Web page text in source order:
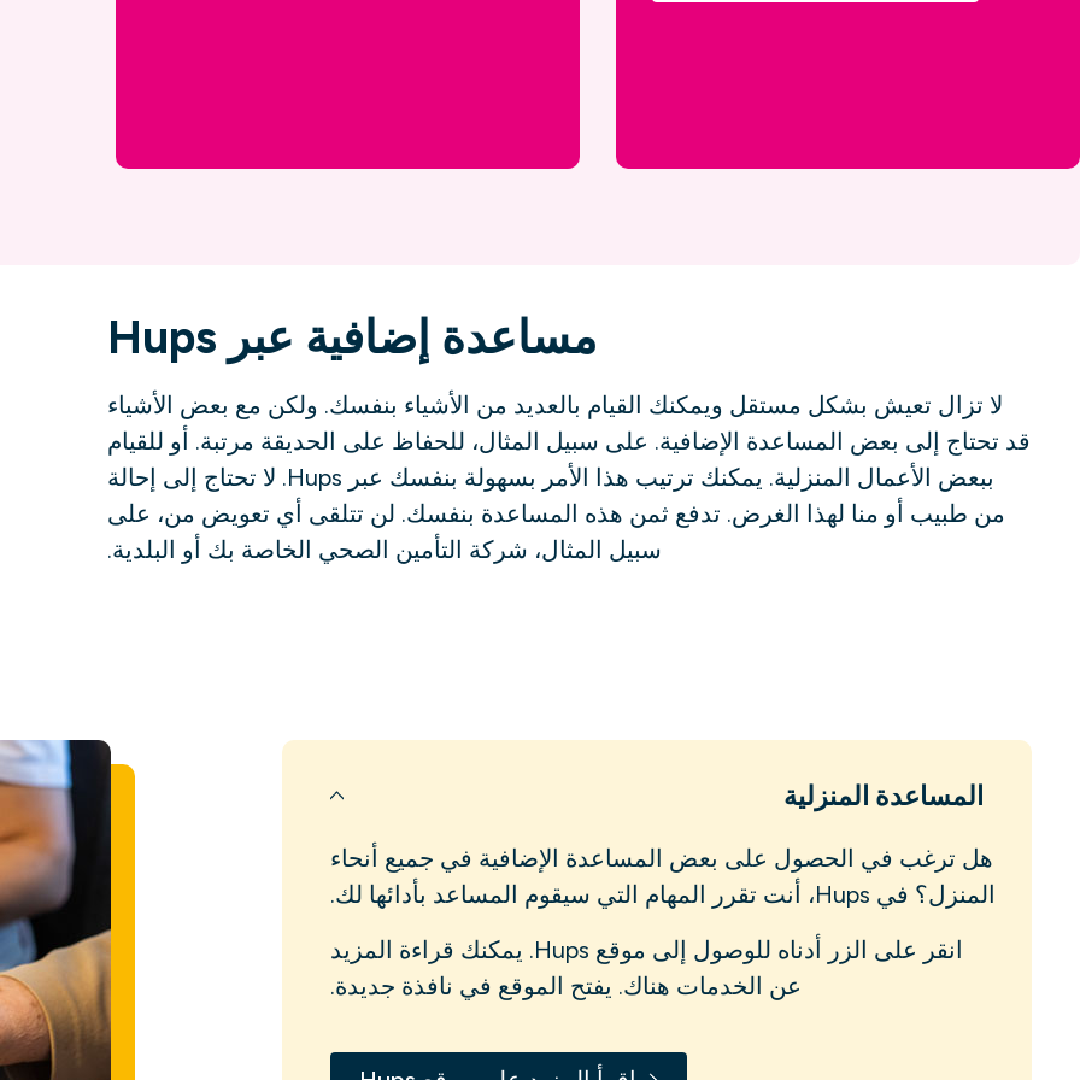
مساعدة إضافية عبر Hups
لا تزال تعيش بشكل مستقل ويمكنك القيام بالعديد من الأشياء بنفسك. ولكن مع بعض الأشياء
قد تحتاج إلى بعض المساعدة الإضافية. على سبيل المثال، للحفاظ على الحديقة مرتبة. أو للقيام
ببعض الأعمال المنزلية. يمكنك ترتيب هذا الأمر بسهولة بنفسك عبر Hups. لا تحتاج إلى إحالة
من طبيب أو منا لهذا الغرض. تدفع ثمن هذه المساعدة بنفسك. لن تتلقى أي تعويض من، على
سبيل المثال، شركة التأمين الصحي الخاصة بك أو البلدية.
المساعدة المنزلية
هل ترغب في الحصول على بعض المساعدة الإضافية في جميع أنحاء
المنزل؟ في Hups، أنت تقرر المهام التي سيقوم المساعد بأدائها لك.
انقر على الزر أدناه للوصول إلى موقع Hups. يمكنك قراءة المزيد
عن الخدمات هناك. يفتح الموقع في نافذة جديدة.